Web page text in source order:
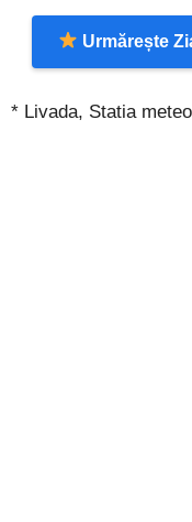
Urmărește
* Livada, Statia